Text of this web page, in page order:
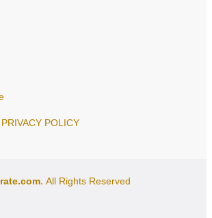
POLICY
. All Rights Reserved